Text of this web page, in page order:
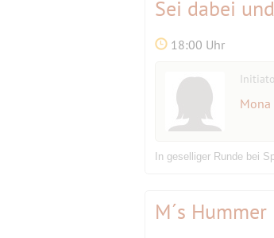
Sei dabei
18:00 Uhr
Mona
In geselliger Runde bei
M´s